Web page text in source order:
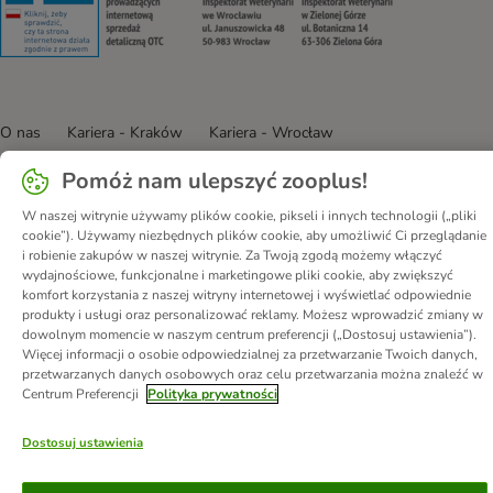
O nas Kariera - Kraków
Kariera - Wrocław
Regulamin sklepu
Corporate Website
Formularz odstąpienia od umowy
Informacje o przesyłce
Metody płatności
Program partnerski
Korzyści
DSA Oświadczenie o dostępności
© zooplus SE 2026
Pomóż nam ulepszyć zooplus!
W naszej witrynie używamy plików cookie, pikseli i innych technologii („pliki
cookie”). Używamy niezbędnych plików cookie, aby umożliwić Ci przeglądanie
i robienie zakupów w naszej witrynie. Za Twoją zgodą możemy włączyć
wydajnościowe, funkcjonalne i marketingowe pliki cookie, aby zwiększyć
komfort korzystania z naszej witryny internetowej i wyświetlać odpowiednie
produkty i usługi oraz personalizować reklamy. Możesz wprowadzić zmiany w
dowolnym momencie w naszym centrum preferencji („Dostosuj ustawienia”).
Więcej informacji o osobie odpowiedzialnej za przetwarzanie Twoich danych,
przetwarzanych danych osobowych oraz celu przetwarzania można znaleźć w
Centrum Preferencji
Polityka prywatności
Dostosuj ustawienia